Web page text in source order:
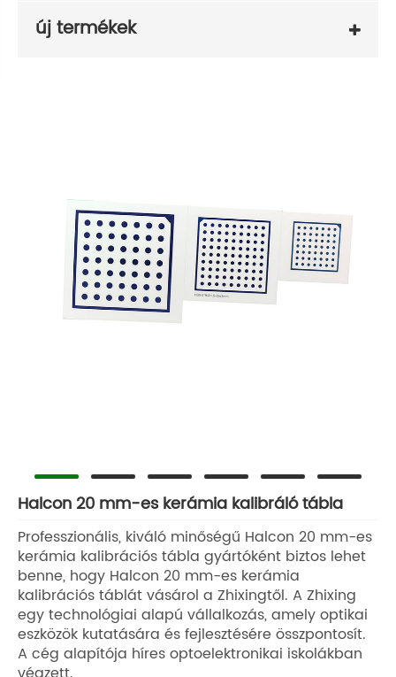
új termékek
Halcon 20 mm-es kerámia kalibráló tábla
Professzionális, kiváló minőségű Halcon 20 mm-es
kerámia kalibrációs tábla gyártóként biztos lehet
benne, hogy Halcon 20 mm-es kerámia
kalibrációs táblát vásárol a Zhixingtől. A Zhixing
egy technológiai alapú vállalkozás, amely optikai
eszközök kutatására és fejlesztésére összpontosít.
A cég alapítója híres optoelektronikai iskolákban